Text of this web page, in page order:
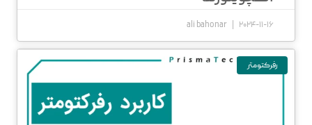
ali bahonar 2024-11-16
رفرکتومتر